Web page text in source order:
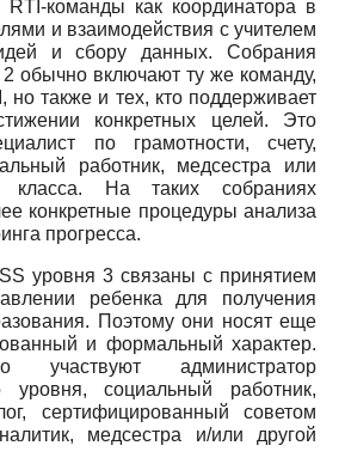
RTI-команды как координатора в
и взаимодействия с учителем
и сбору данных. Собрания
обычно включают ту же команду,
но также и тех, кто поддерживает
конкретных целей. Это
по грамотности, счету,
работник, медсестра или
класса. На таких собраниях
конкретные процедуры анализа
прогресса.
уровня 3 связаны с принятием
ребенка для получения
Поэтому они носят еще
и формальный характер.
администратор
уровня, социальный работник,
сертифицированный советом
медсестра и/или другой